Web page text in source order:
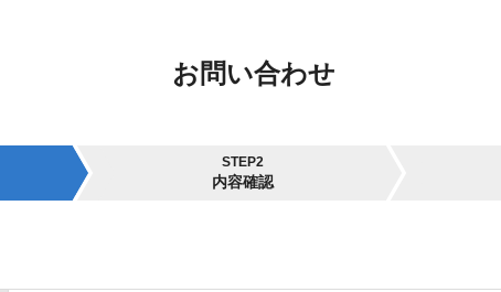
お問い合わせ
STEP2
内容確認